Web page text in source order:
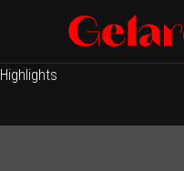
Highlights